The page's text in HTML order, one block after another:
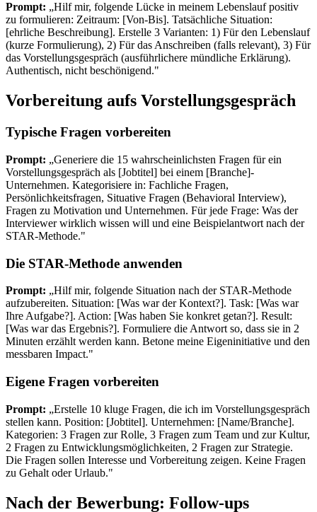
Prompt: „Hilf mir, folgende Lücke in meinem Lebenslauf positiv
zu formulieren: Zeitraum: [Von-Bis]. Tatsächliche Situation:
[ehrliche Beschreibung]. Erstelle 3 Varianten: 1) Für den Lebenslauf
(kurze Formulierung), 2) Für das Anschreiben (falls relevant), 3) Für
das Vorstellungsgespräch (ausführlichere mündliche Erklärung).
Authentisch, nicht beschönigend."
Vorbereitung aufs Vorstellungsgespräch
Typische Fragen vorbereiten
Prompt: „Generiere die 15 wahrscheinlichsten Fragen für ein
Vorstellungsgespräch als [Jobtitel] bei einem [Branche]-
Unternehmen. Kategorisiere in: Fachliche Fragen,
Persönlichkeitsfragen, Situative Fragen (Behavioral Interview),
Fragen zu Motivation und Unternehmen. Für jede Frage: Was der
Interviewer wirklich wissen will und eine Beispielantwort nach der
STAR-Methode."
Die STAR-Methode anwenden
Prompt: „Hilf mir, folgende Situation nach der STAR-Methode
aufzubereiten. Situation: [Was war der Kontext?]. Task: [Was war
Ihre Aufgabe?]. Action: [Was haben Sie konkret getan?]. Result:
[Was war das Ergebnis?]. Formuliere die Antwort so, dass sie in 2
Minuten erzählt werden kann. Betone meine Eigeninitiative und den
messbaren Impact."
Eigene Fragen vorbereiten
Prompt: „Erstelle 10 kluge Fragen, die ich im Vorstellungsgespräch
stellen kann. Position: [Jobtitel]. Unternehmen: [Name/Branche].
Kategorien: 3 Fragen zur Rolle, 3 Fragen zum Team und zur Kultur,
2 Fragen zu Entwicklungsmöglichkeiten, 2 Fragen zur Strategie.
Die Fragen sollen Interesse und Vorbereitung zeigen. Keine Fragen
zu Gehalt oder Urlaub."
Nach der Bewerbung: Follow-ups